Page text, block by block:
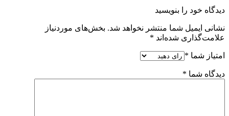
دیدگاه خود را بنویسید
نشانی ایمیل شما منتشر نخواهد شد. بخش‌های موردنیاز
علامت‌گذاری شده‌اند *
امتیاز شما *
دیدگاه شما *